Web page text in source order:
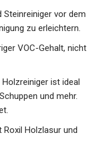
Steinreiniger vor dem
zu erleichtern.
VOC-Gehalt, nicht
ist ideal
und mehr.
Roxil Holzlasur und